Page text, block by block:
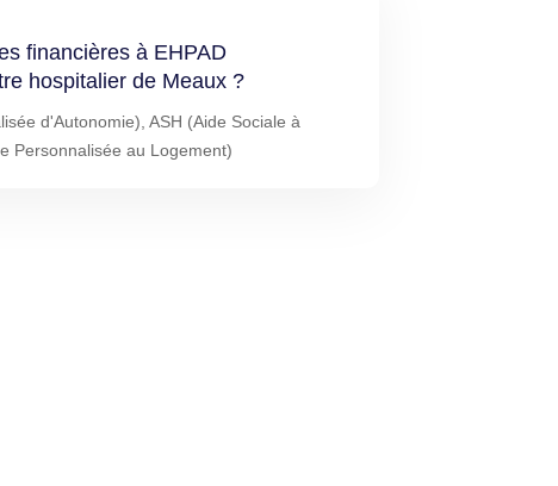
financières à EHPAD
hospitalier de Meaux ?
d'Autonomie), ASH (Aide Sociale à
Personnalisée au Logement)